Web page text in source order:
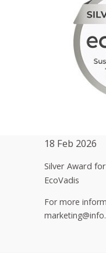
18 Feb 2026
Silver Award
EcoVadis
For more